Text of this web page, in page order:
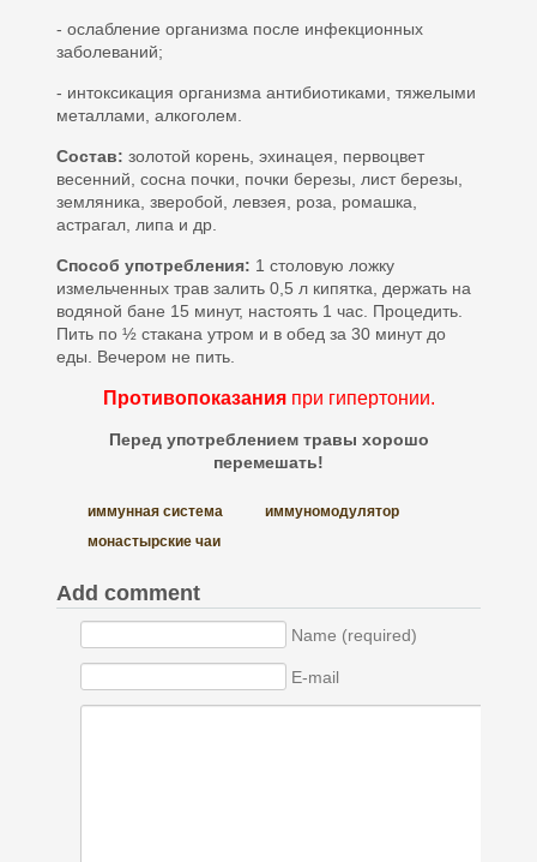
- ослабление организма после инфекционных
заболеваний;
- интоксикация организма антибиотиками, тяжелыми
металлами, алкоголем.
Состав: золотой корень, эхинацея, первоцвет
весенний, сосна почки, почки березы, лист березы,
земляника, зверобой, левзея, роза, ромашка,
астрагал, липа и др.
Способ употребления: 1 столовую ложку
измельченных трав залить 0,5 л кипятка, держать на
водяной бане 15 минут, настоять 1 час. Процедить.
Пить по ½ стакана утром и в обед за 30 минут до
еды. Вечером не пить.
Противопоказания при гипертонии.
Перед употреблением травы хорошо
перемешать!
иммунная система
иммуномодулятор
монастырские чаи
Add comment
Name (required)
E-mail